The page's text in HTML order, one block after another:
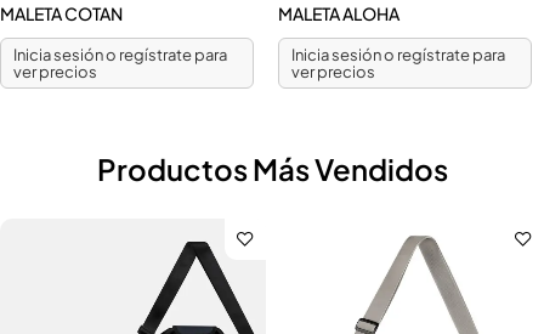
MALETA COTAN
Inicia sesión o regístrate para
ver precios
MALETA ALOHA
Inicia sesión o regístrate para
ver precios
Productos Más Vendidos